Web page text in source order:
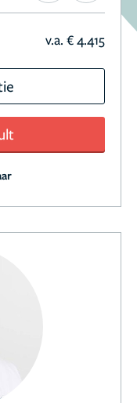
v.a. € 4.415